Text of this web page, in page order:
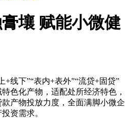
壤 赋能小微健
下”“表内+表外”“流贷+固贷”
色化产物，适配处所经济特色，
产物投放力度，全面满脚小微企
资需求。